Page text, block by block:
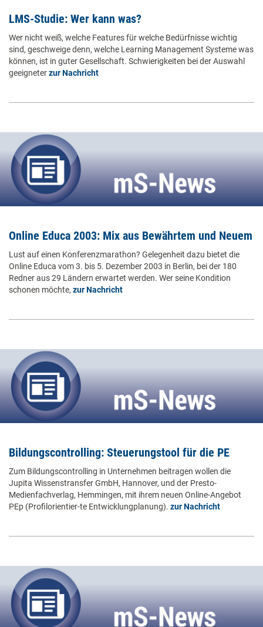
LMS-Studie: Wer kann was?
Wer nicht weiß, welche Features für welche Bedürfnisse wichtig
sind, geschweige denn, welche Learning Management Systeme was
können, ist in guter Gesellschaft. Schwierigkeiten bei der Auswahl
geeigneterzur Nachricht
Online Educa 2003: Mix aus Bewährtem und Neuem
Lust auf einen Konferenzmarathon? Gelegenheit dazu bietet die
Online Educa vom 3. bis 5. Dezember 2003 in Berlin, bei der 180
Redner aus 29 Ländern erwartet werden. Wer seine Kondition
schonen möchte, zur Nachricht
Bildungscontrolling: Steuerungstool für die PE
Zum Bildungscontrolling in Unternehmen beitragen wollen die
Jupita Wissenstransfer GmbH, Hannover, und der Presto-
Medienfachverlag, Hemmingen, mit ihrem neuen Online-Angebot
PEp (Profilorientier-te Entwicklungplanung). zur Nachricht